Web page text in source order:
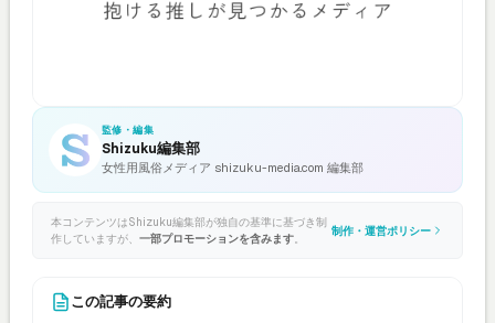
監修・編集
Shizuku編集部
女性用風俗メディア shizuku-media.com 編集部
本コンテンツはShizuku編集部が独自の基準に基づき制
作していますが、 一部プロモーションを含みます。
制作・運営ポリシー
この記事の要約